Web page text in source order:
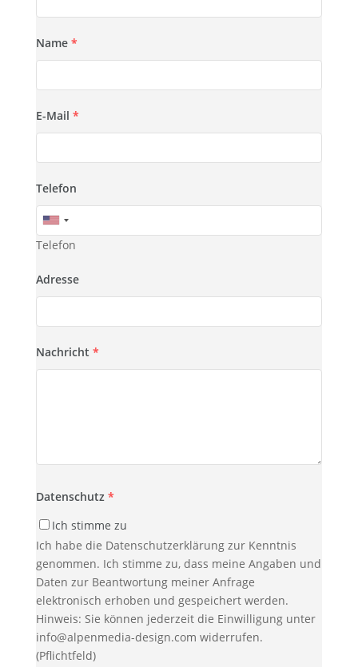
Name *
E-Mail *
Telefon
Telefon
Adresse
Nachricht *
Datenschutz *
Ich stimme zu
Ich habe die Datenschutzerklärung zur Kenntnis
genommen. Ich stimme zu, dass meine Angaben und
Daten zur Beantwortung meiner Anfrage
elektronisch erhoben und gespeichert werden.
Hinweis: Sie können jederzeit die Einwilligung unter
info@alpenmedia-design.com widerrufen.
(Pflichtfeld)